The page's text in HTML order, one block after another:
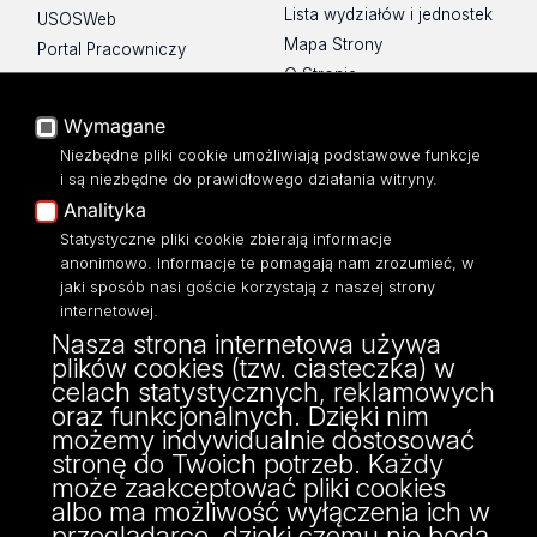
USOSWeb
Portal Pracowniczy
Baza Aktów Własnych
Moodle
Eksperci UŁ
Polityka Prywatności
Dostępność
Lista wydziałów i jednostek
Mapa Strony
O Stronie
ul. Narutowicza 68, 90-136 Łódź
NIP: 724 000 32 43
Adres do doręczeń elektronicznych (ADE):
AE:PL-74796-17640-IHHIV-17
KONTAKT
Wymagane
Niezbędne pliki cookie umożliwiają podstawowe funkcje
i są niezbędne do prawidłowego działania witryny.
Analityka
Statystyczne pliki cookie zbierają informacje
anonimowo. Informacje te pomagają nam zrozumieć, w
jaki sposób nasi goście korzystają z naszej strony
internetowej.
Nasza strona internetowa używa
plików cookies (tzw. ciasteczka) w
celach statystycznych, reklamowych
oraz funkcjonalnych. Dzięki nim
możemy indywidualnie dostosować
stronę do Twoich potrzeb. Każdy
może zaakceptować pliki cookies
albo ma możliwość wyłączenia ich w